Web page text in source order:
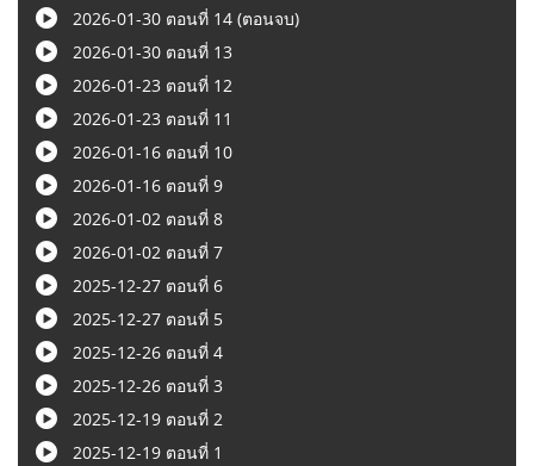
2026-01-30 ตอนที่ 14 (ตอนจบ)
2026-01-30 ตอนที่ 13
2026-01-23 ตอนที่ 12
2026-01-23 ตอนที่ 11
2026-01-16 ตอนที่ 10
2026-01-16 ตอนที่ 9
2026-01-02 ตอนที่ 8
2026-01-02 ตอนที่ 7
2025-12-27 ตอนที่ 6
2025-12-27 ตอนที่ 5
2025-12-26 ตอนที่ 4
2025-12-26 ตอนที่ 3
2025-12-19 ตอนที่ 2
2025-12-19 ตอนที่ 1